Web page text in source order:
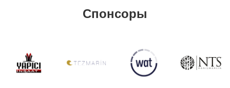
Спонсоры